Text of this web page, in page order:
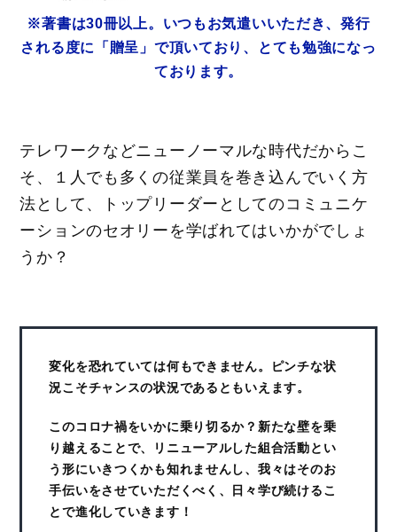
※著書は30冊以上。いつもお気遣いいただき、発行
される度に「贈呈」で頂いており、とても勉強になっ
ております。
テレワークなどニューノーマルな時代だからこ
そ、１人でも多くの従業員を巻き込んでいく方
法として、トップリーダーとしてのコミュニケ
ーションのセオリーを学ばれてはいかがでしょ
うか？
変化を恐れていては何もできません。ピンチな状
況こそチャンスの状況であるともいえます。
このコロナ禍をいかに乗り切るか？新たな壁を乗
り越えることで、リニューアルした組合活動とい
う形にいきつくかも知れませんし、我々はそのお
手伝いをさせていただくべく、日々学び続けるこ
とで進化していきます！